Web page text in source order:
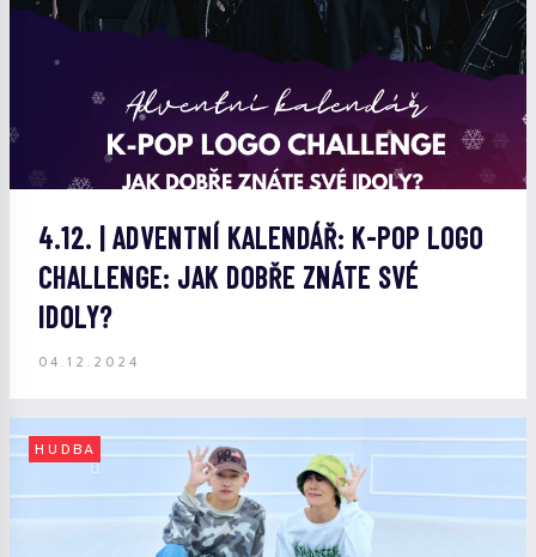
4.12. | ADVENTNÍ KALENDÁŘ: K-POP LOGO
CHALLENGE: JAK DOBŘE ZNÁTE SVÉ
IDOLY?
04.12.2024
HUDBA